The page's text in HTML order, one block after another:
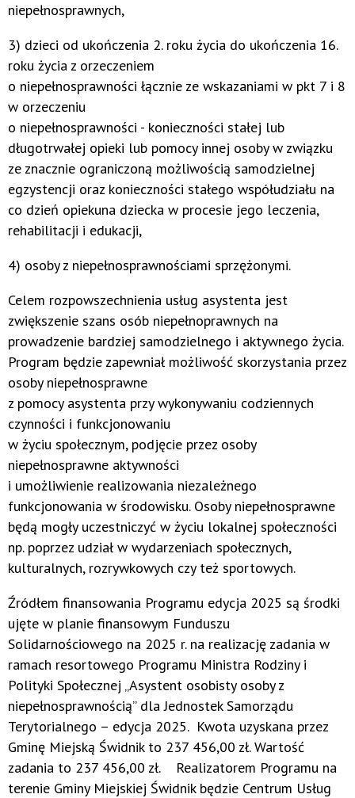
niepełnosprawnych,
3) dzieci od ukończenia 2. roku życia do ukończenia 16.
roku życia z orzeczeniem
o niepełnosprawności łącznie ze wskazaniami w pkt 7 i 8
w orzeczeniu
o niepełnosprawności - konieczności stałej lub
długotrwałej opieki lub pomocy innej osoby w związku
ze znacznie ograniczoną możliwością samodzielnej
egzystencji oraz konieczności stałego współudziału na
co dzień opiekuna dziecka w procesie jego leczenia,
rehabilitacji i edukacji,
4) osoby z niepełnosprawnościami sprzężonymi.
Celem rozpowszechnienia usług asystenta jest
zwiększenie szans osób niepełnoprawnych na
prowadzenie bardziej samodzielnego i aktywnego życia.
Program będzie zapewniał możliwość skorzystania przez
osoby niepełnosprawne
z pomocy asystenta przy wykonywaniu codziennych
czynności i funkcjonowaniu
w życiu społecznym, podjęcie przez osoby
niepełnosprawne aktywności
i umożliwienie realizowania niezależnego
funkcjonowania w środowisku. Osoby niepełnosprawne
będą mogły uczestniczyć w życiu lokalnej społeczności
np. poprzez udział w wydarzeniach społecznych,
kulturalnych, rozrywkowych czy też sportowych.
Źródłem finansowania Programu edycja 2025 są środki
ujęte w planie finansowym Funduszu
Solidarnościowego na 2025 r. na realizację zadania w
ramach resortowego Programu Ministra Rodziny i
Polityki Społecznej „Asystent osobisty osoby z
niepełnosprawnością” dla Jednostek Samorządu
Terytorialnego – edycja 2025. Kwota uzyskana przez
Gminę Miejską Świdnik to 237 456,00 zł. Wartość
zadania to 237 456,00 zł. Realizatorem Programu na
terenie Gminy Miejskiej Świdnik będzie Centrum Usług